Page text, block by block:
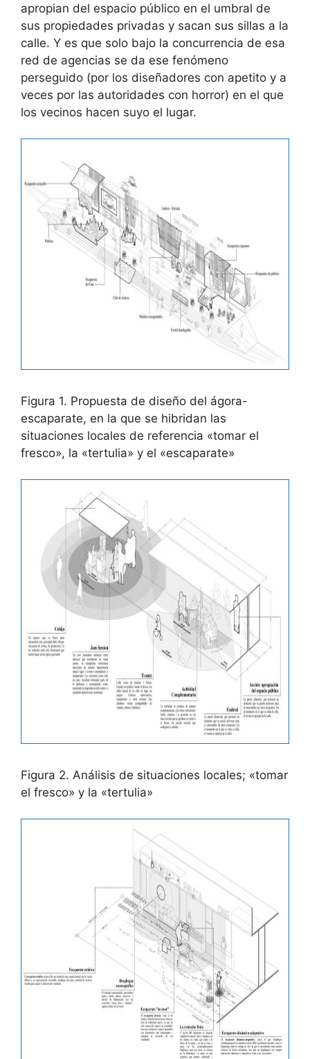
apropian del espacio público en el umbral de
sus propiedades privadas y sacan sus sillas a la
calle. Y es que solo bajo la concurrencia de esa
red de agencias se da ese fenómeno
perseguido (por los diseñadores con apetito y a
veces por las autoridades con horror) en el que
los vecinos hacen suyo el lugar.
Figura 1. Propuesta de diseño del ágora-
escaparate, en la que se hibridan las
situaciones locales de referencia «tomar el
fresco», la «tertulia» y el «escaparate»
Figura 2. Análisis de situaciones locales; «tomar
el fresco» y la «tertulia»